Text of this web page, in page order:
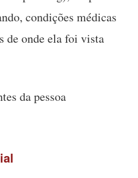
condições médicas
de onde ela foi vista
da pessoa